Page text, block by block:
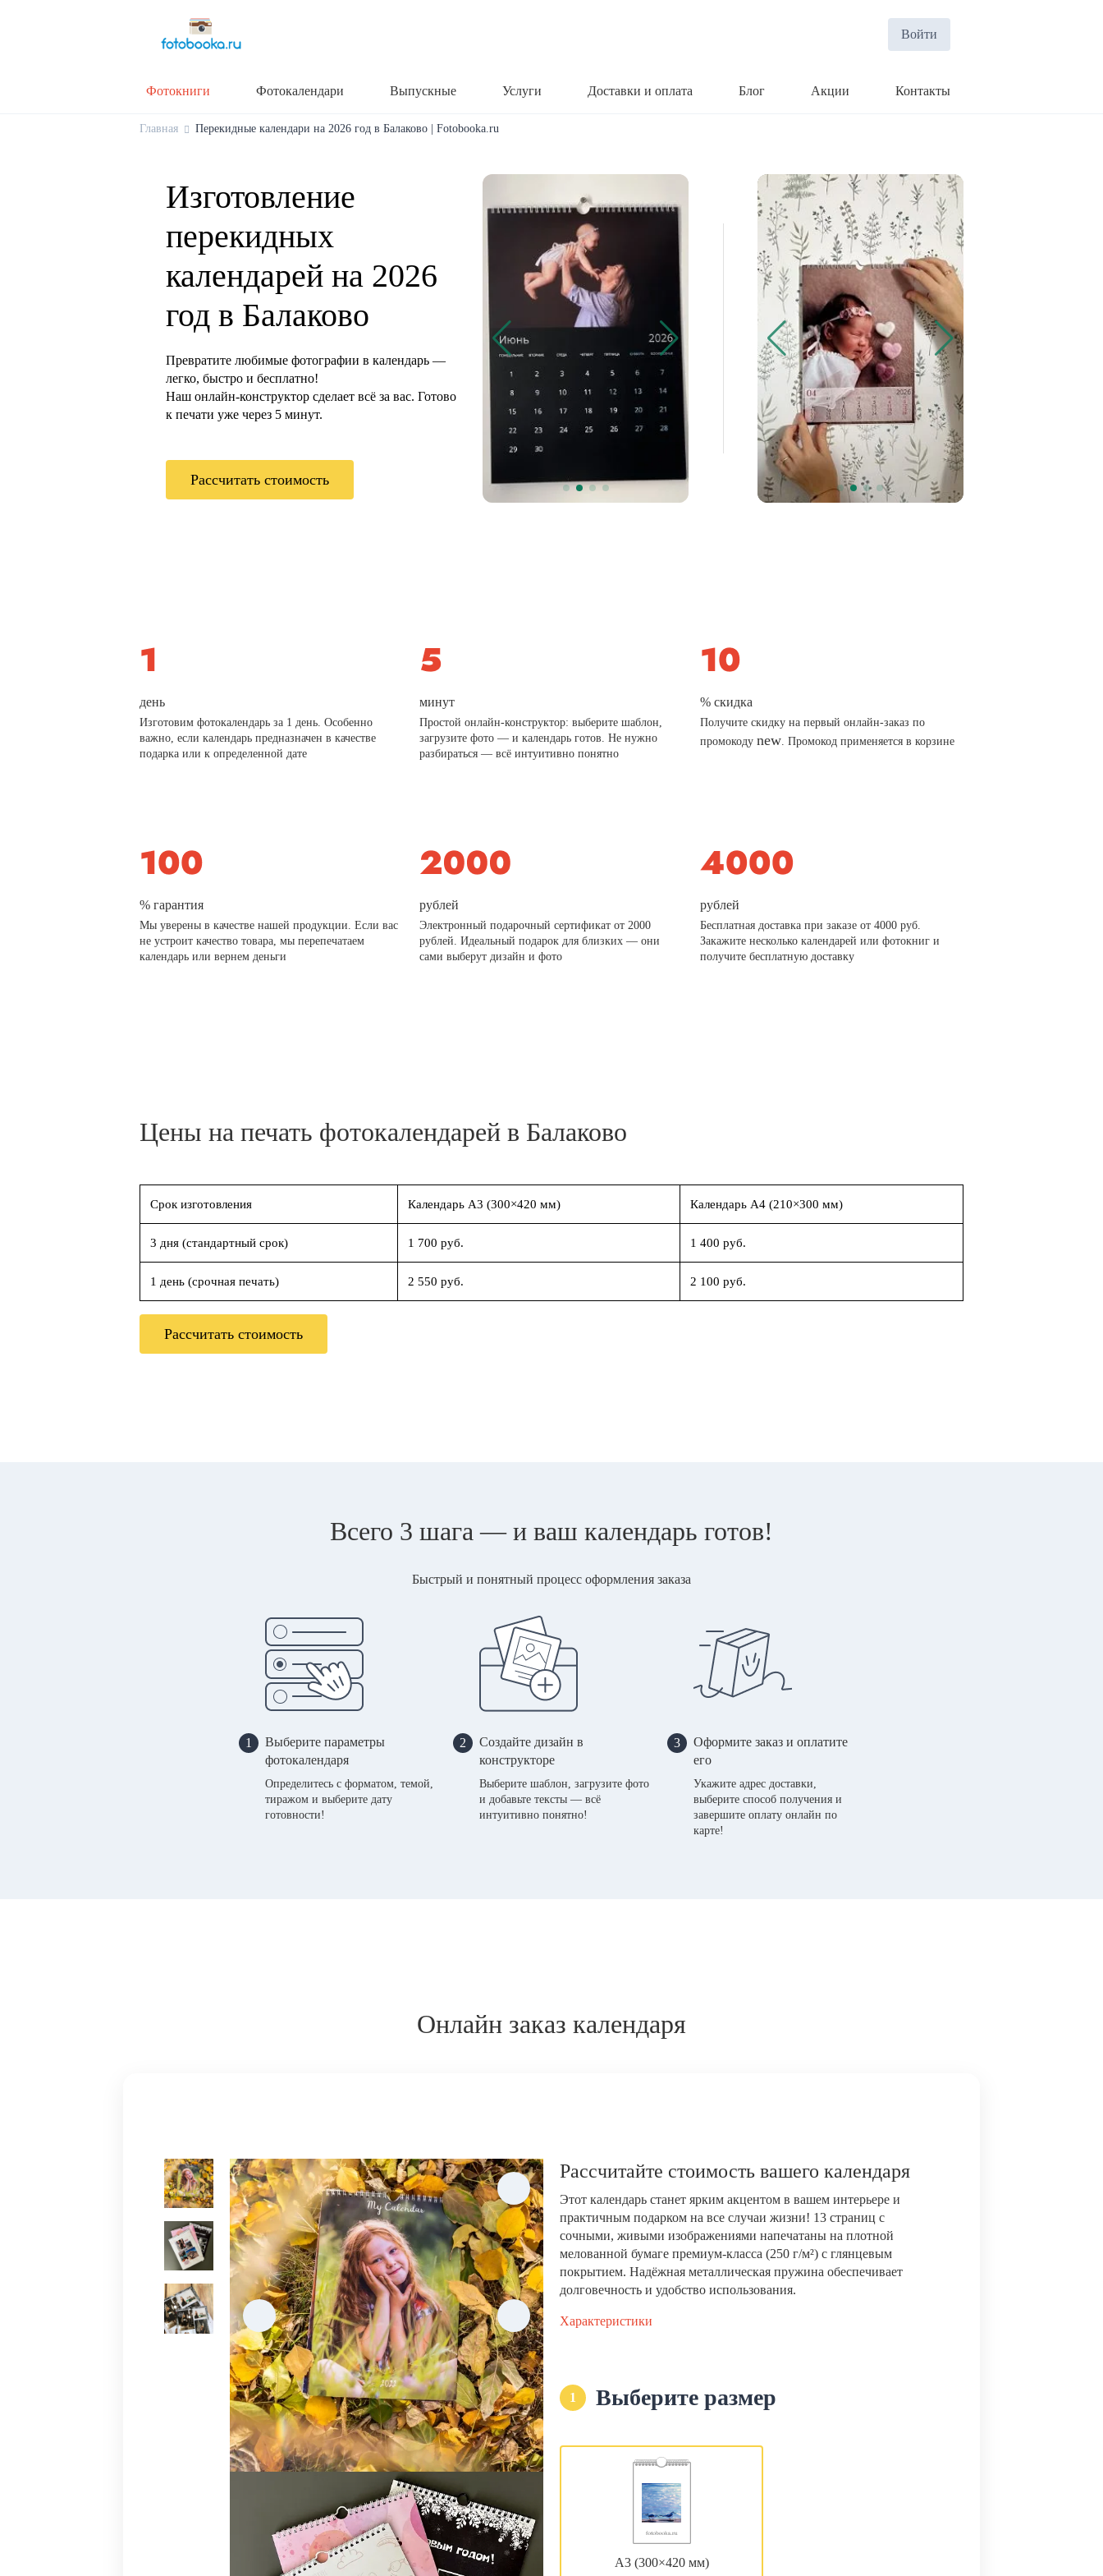
Войти
Фотокниги Фотокалендари Выпускные Услуги Доставки и оплата Блог Акции Контакты
Главная Перекидные календари на 2026 год в Балаково | Fotobooka.ru
Изготовление
перекидных
календарей на 2026
год в Балаково
Превратите любимые фотографии в календарь —
легко, быстро и бесплатно!
Наш онлайн-конструктор сделает всё за вас. Готово
к печати уже через 5 минут.
Рассчитать стоимость
день
Изготовим фотокалендарь за 1 день. Особенно
важно, если календарь предназначен в качестве
подарка или к определенной дате
минут
Простой онлайн-конструктор: выберите шаблон,
загрузите фото — и календарь готов. Не нужно
разбираться — всё интуитивно понятно
% скидка
Получите скидку на первый онлайн-заказ по
промокоду new. Промокод применяется в корзине
% гарантия
Мы уверены в качестве нашей продукции. Если вас
не устроит качество товара, мы перепечатаем
календарь или вернем деньги
рублей
Электронный подарочный сертификат от 2000
рублей. Идеальный подарок для близких — они
сами выберут дизайн и фото
рублей
Бесплатная доставка при заказе от 4000 руб.
Закажите несколько календарей или фотокниг и
получите бесплатную доставку
Цены на печать фотокалендарей в Балаково
Срок изготовления Календарь А3 (300×420 мм) Календарь А4 (210×300 мм)
3 дня (стандартный срок) 1 700 руб. 1 400 руб.
1 день (срочная печать) 2 550 руб. 2 100 руб.
Рассчитать стоимость
Всего 3 шага — и ваш календарь готов!
Быстрый и понятный процесс оформления заказа
1
Выберите параметры
фотокалендаря
Определитесь с форматом, темой,
тиражом и выберите дату
готовности!
2
Создайте дизайн в
конструкторе
Выберите шаблон, загрузите фото
и добавьте тексты — всё
интуитивно понятно!
3
Оформите заказ и оплатите
его
Укажите адрес доставки,
выберите способ получения и
завершите оплату онлайн по
карте!
Онлайн заказ календаря
Рассчитайте стоимость вашего календаря
Этот календарь станет ярким акцентом в вашем интерьере и
практичным подарком на все случаи жизни! 13 страниц с
сочными, живыми изображениями напечатаны на плотной
мелованной бумаге премиум-класса (250 г/м²) с глянцевым
покрытием. Надёжная металлическая пружина обеспечивает
долговечность и удобство использования.
Характеристики
1 Выберите размер
А3 (300×420 мм)